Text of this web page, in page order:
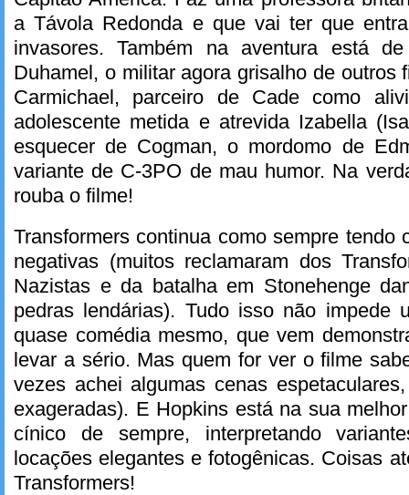
a Távola Redonda e que vai ter que
invasores. Também na aventura está
Duhamel, o militar agora grisalho de outros
Carmichael, parceiro de Cade como
adolescente metida e atrevida Izabella
esquecer de Cogman, o mordomo de
variante de C-3PO de mau humor. Na
rouba o filme!
Transformers continua como sempre tendo
negativas (muitos reclamaram dos
Nazistas e da batalha em Stonehenge
pedras lendárias). Tudo isso não impede
quase comédia mesmo, que vem
levar a sério. Mas quem for ver o filme
vezes achei algumas cenas
exageradas). E Hopkins está na sua
cínico de sempre, interpretando
locações elegantes e fotogênicas. Coisas
Transformers!